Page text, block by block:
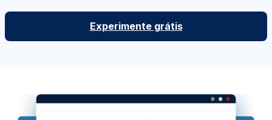
Experimente grátis